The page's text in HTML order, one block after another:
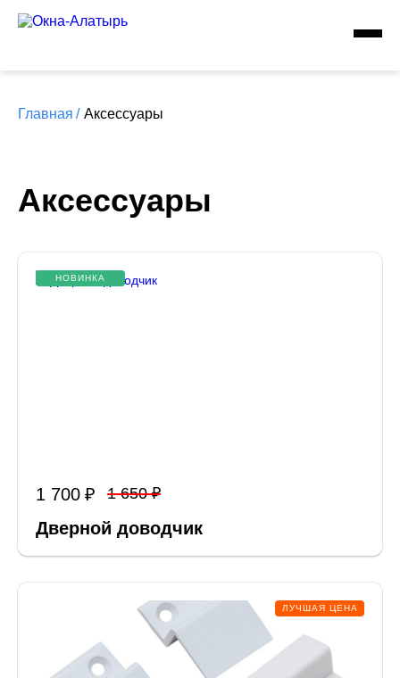
Главная / Аксессуары
Аксессуары
НОВИНКА
1 700 1 650
Дверной доводчик
ЛУЧШАЯ ЦЕНА